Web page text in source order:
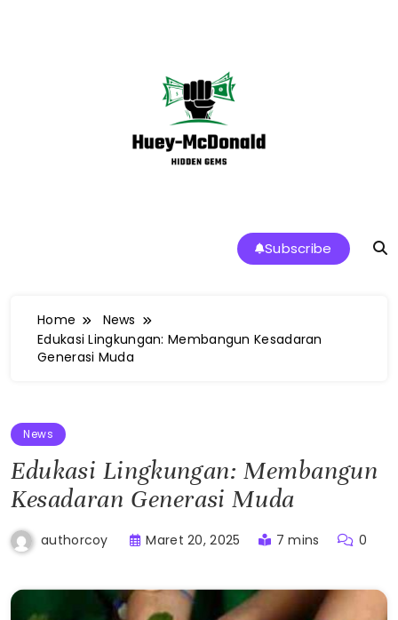
Huey-McDonald Tren Makanan dan
Restoran Terbaik di Indonesia
Subscribe
Home
News
Edukasi Lingkungan: Membangun Kesadaran
Generasi Muda
News
Edukasi Lingkungan: Membangun
Kesadaran Generasi Muda
authorcoy Maret 20, 2025 7 mins 0